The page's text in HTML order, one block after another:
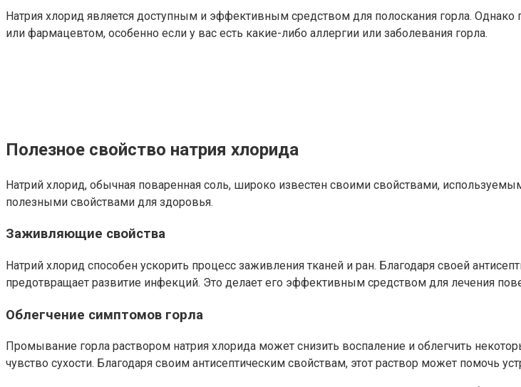
Натрия хлорид является доступным и эффективным средством для полоскания горла.
или фармацевтом, особенно если у вас есть какие-либо аллергии или заболевания горла.
Полезное свойство натрия хлорида
Натрий хлорид, обычная поваренная соль, широко известен своими свойствами,
полезными свойствами для здоровья.
Заживляющие свойства
Натрий хлорид способен ускорить процесс заживления тканей и ран. Благодаря своей
предотвращает развитие инфекций. Это делает его эффективным средством для лечения
Облегчение симптомов горла
Промывание горла раствором натрия хлорида может снизить воспаление и облегчить
чувство сухости. Благодаря своим антисептическим свойствам, этот раствор может помочь